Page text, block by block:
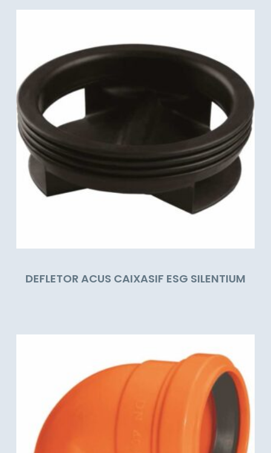
DEFLETOR ACUS CAIXASIF ESG SILENTIUM